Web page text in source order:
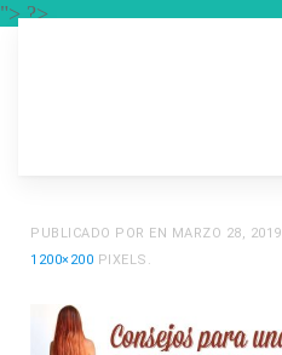
"> ?>
PUBLICADO POR EN MARZO 28, 2019
1200×200 PIXELS.